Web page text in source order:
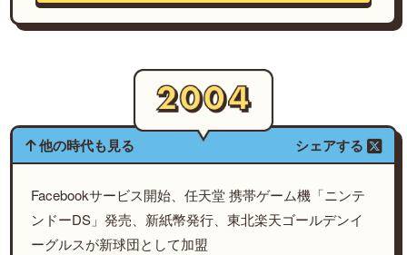
他の時代も見る シェアする
Facebookサービス開始、任天堂 携帯ゲーム機「ニンテ
ンドーDS」発売、新紙幣発行、東北楽天ゴールデンイ
ーグルスが新球団として加盟